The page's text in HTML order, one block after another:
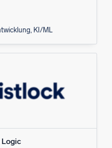
KI/ML